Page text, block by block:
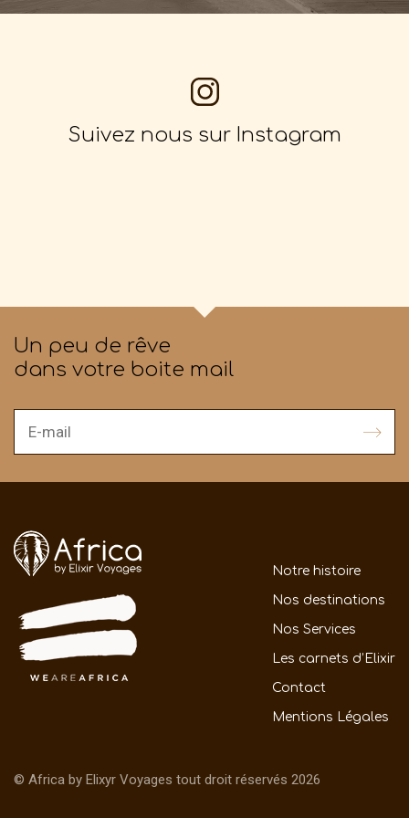
Suivez nous sur Instagram
Notre histoire
Nos destinations
Nos Services
Les carnets d’Elixir
Contact
Mentions Légales
© Africa by Elixyr Voyages tout droit réservés 2026
Un peu de rêve
dans votre boite mail